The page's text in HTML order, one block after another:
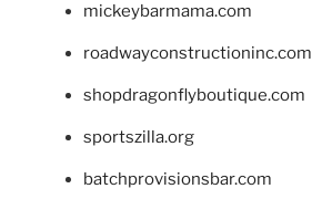
mickeybarmama.com
roadwayconstructioninc.com
shopdragonflyboutique.com
sportszilla.org
batchprovisionsbar.com